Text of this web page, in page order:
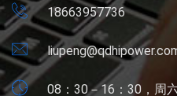
18663957736
08：30－16：30，周